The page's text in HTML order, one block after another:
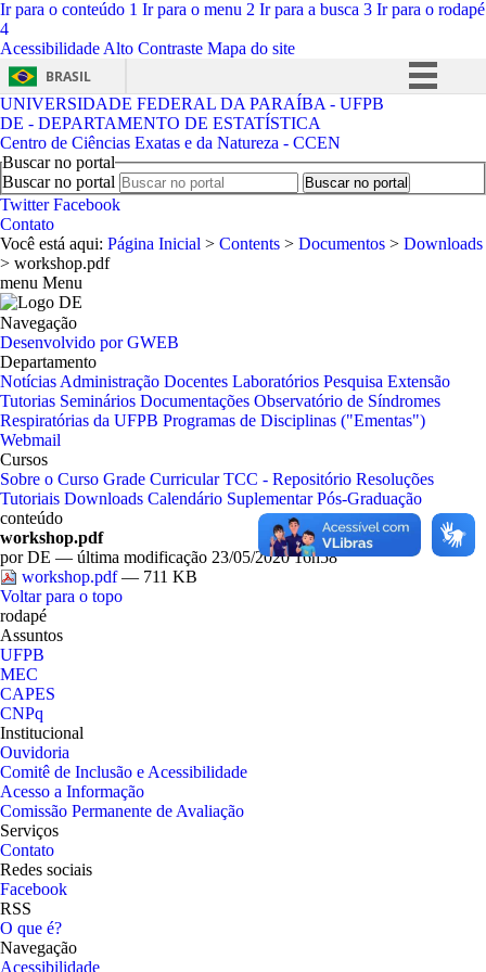
Ir para o conteúdo 1 Ir para o menu 2 Ir para a busca 3 Ir para o rodapé
4
Acessibilidade Alto Contraste Mapa do site
BRASIL
Simplifique!
Comunica BR
Participe
Legislação
UNIVERSIDADE FEDERAL DA PARAÍBA - UFPB
DE - DEPARTAMENTO DE ESTATÍSTICA
Centro de Ciências Exatas e da Natureza - CCEN
Buscar no portal
Buscar no portal
Twitter Facebook
Contato
Você está aqui: Página Inicial > Contents > Documentos > Downloads
> workshop.pdf
menu Menu
Navegação
Desenvolvido por GWEB
Departamento
Notícias Administração Docentes Laboratórios Pesquisa Extensão
Tutorias Seminários Documentações Observatório de Síndromes
Respiratórias da UFPB Programas de Disciplinas ("Ementas")
Webmail
Cursos
Sobre o Curso Grade Curricular TCC - Repositório Resoluções
Tutoriais Downloads Calendário Suplementar Pós-Graduação
conteúdo
workshop.pdf
porDE — última modificação 23/05/2020 16h58
workshop.pdf— 711 KB
Voltar para o topo
rodapé
Assuntos
UFPB
MEC
CAPES
CNPq
Institucional
Ouvidoria
Comitê de Inclusão e Acessibilidade
Acesso a Informação
Comissão Permanente de Avaliação
Serviços
Contato
Redes sociais
Facebook
RSS
O que é?
Navegação
Acessibilidade